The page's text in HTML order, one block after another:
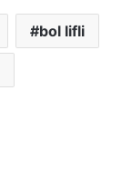
bol lifli